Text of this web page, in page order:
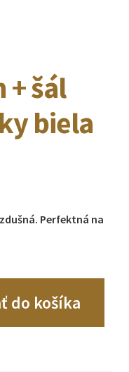
šál
biela
Perfektná na
do košíka